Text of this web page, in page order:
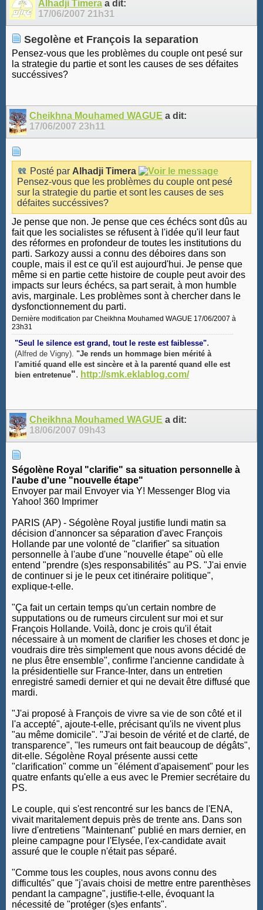
Alhadji Timera a dit:
17/06/2007 21h31
Segolène et François la separation
Pensez-vous que les problèmes du couple ont pesé sur
la strategie du partie et sont les causes de ses défaites
succéssives?
Cheikhna Mouhamed WAGUE a dit:
17/06/200723h11
Posté par Alhadji Timera
Pensez-vous que les problèmes du couple ont pesé
sur la strategie du partie et sont les causes de ses
défaites succéssives?
Je pense que non. Je pense que ces échécs sont dûs au
fait que les socialistes se réfusent à l'idée qu'il leur faut
des réformes en profondeur de toutes les institutions du
parti. Sarkozy aussi a connu des déboires dans son
couple, mais il est ce qu'il est aujourd'hui. Je pense que
même si en partie cette histoire de couple peut avoir des
impacts sur leurs échécs, sa part serait, à mon humble
avis, marginale. Les problèmes sont à chercher dans le
dysfonctionnement du parti.
Dernière modification par Cheikhna Mouhamed WAGUE 17/06/2007 à
23h31
"Seul le silence est grand, tout le reste est faiblesse".
(Alfred de Vigny). "Je rends un hommage bien mérité à
l'amitié quand elle est sincère et à la parenté quand elle est
bien entretenue". http://smk.eklablog.com/
Cheikhna Mouhamed WAGUE a dit:
18/06/2007 09h43
Ségolène Royal "clarifie" sa situation personnelle à
l'aube d'une "nouvelle étape"
Envoyer par mail Envoyer via Y! Messenger Blog via
Yahoo! 360 Imprimer
PARIS (AP) - Ségolène Royal justifie lundi matin sa
décision d'annoncer sa séparation d'avec François
Hollande par une volonté de "clarifier" sa situation
personnelle à l'aube d'une "nouvelle étape" où elle
entend "prendre (s)es responsabilités" au PS. "J'ai envie
de continuer si je le peux cet itinéraire politique",
explique-t-elle.
"Ça fait un certain temps qu'un certain nombre de
supputations ou de rumeurs circulent sur moi et sur
François Hollande. Voilà, donc je crois qu'il était
nécessaire à un moment de clarifier les choses et donc je
voudrais dire très simplement que nous avons décidé de
ne plus être ensemble", confirme l'ancienne candidate à
la présidentielle sur France-Inter, dans un entretien
enregistré samedi dernier et qui ne devait être diffusé que
mardi.
"J'ai proposé à François de vivre sa vie de son côté et il
l'a accepté", ajoute-t-elle, précisant qu'ils ne vivent plus
"au même domicile". "J'ai besoin de vérité et de clarté, de
transparence", "les rumeurs ont fait beaucoup de dégâts",
dit-elle. Ségolène Royal présente aussi cette
"clarification" comme un "élément d'apaisement" pour les
quatre enfants qu'elle a eus avec le Premier secrétaire du
PS.
Le couple, qui s'est rencontré sur les bancs de l'ENA,
vivait maritalement depuis près de trente ans. Dans son
livre d'entretiens "Maintenant" publié en mars dernier, en
pleine campagne pour l'Elysée, l'ex-candidate avait
assuré que le couple n'était pas séparé.
"Comme tous les couples, nous avons connu des
difficultés" que "j'avais choisi de mettre entre parenthèses
pendant la campagne", justifie-t-elle, évoquant la
nécessité de "protéger (s)es enfants".